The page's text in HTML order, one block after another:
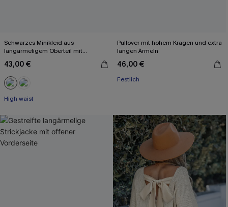
Schwarzes Minikleid aus
langärmeligem Oberteil mit
43,00 €
High waist
Pullover mit hohem Kragen und extra
langen Ärmeln
46,00 €
Festlich